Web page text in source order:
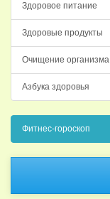
Здоровое питание
Здоровые продукты
Очищение организма
Азбука здоровья
Фитнес-гороскоп